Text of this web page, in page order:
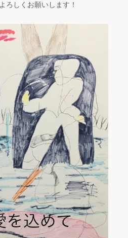
#生活 #留学
メントについて
について
居者一覧
ろしくお願いします！